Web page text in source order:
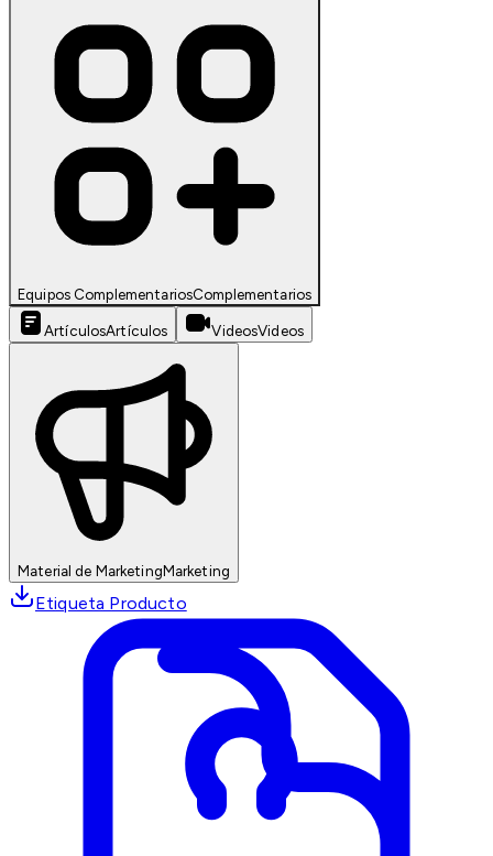
Equipos ComplementariosComplementarios
ArtículosArtículos VideosVideos
Material de MarketingMarketing
Etiqueta Producto